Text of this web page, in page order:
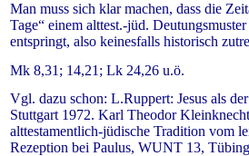
Man muss sich klar machen, dass die
Tage“ einem alttest.-jüd.
entspringt, also keinesfalls historisch
Mk 8,31; 14,21; Lk 24,26 u.ö.
Vgl. dazu schon: L.Ruppert: Jesus als
Stuttgart 1972. Karl Theodor
alttestamentlich-jüdische Tradition vom
Rezeption bei Paulus, WUNT 13,